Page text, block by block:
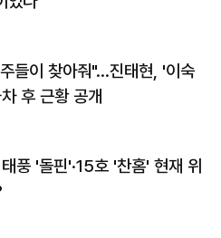
들이 찾아줘"…진태현, '이숙
후 근황 공개
풍 '돌핀'·15호 '찬홈' 현재 위